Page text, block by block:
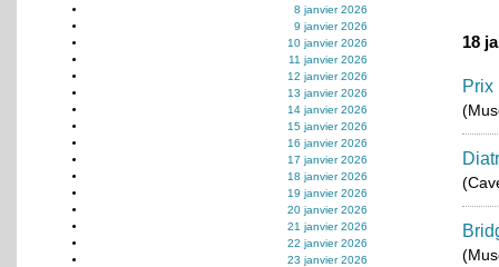
8 janvier 2026
9 janvier 2026
10 janvier 2026
11 janvier 2026
12 janvier 2026
13 janvier 2026
14 janvier 2026
15 janvier 2026
16 janvier 2026
17 janvier 2026
18 janvier 2026
19 janvier 2026
20 janvier 2026
21 janvier 2026
22 janvier 2026
23 janvier 2026
18
Prix